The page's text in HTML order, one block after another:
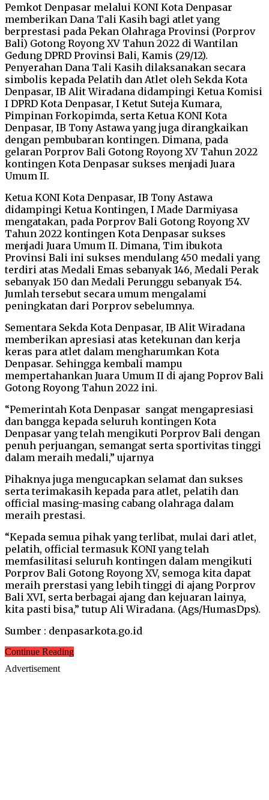
Pemkot Denpasar melalui KONI Kota Denpasar
memberikan Dana Tali Kasih bagi atlet yang
berprestasi pada Pekan Olahraga Provinsi (Porprov
Bali) Gotong Royong XV Tahun 2022 di Wantilan
Gedung DPRD Provinsi Bali, Kamis (29/12).
Penyerahan Dana Tali Kasih dilaksanakan secara
simbolis kepada Pelatih dan Atlet oleh Sekda Kota
Denpasar, IB Alit Wiradana didampingi Ketua Komisi
I DPRD Kota Denpasar, I Ketut Suteja Kumara,
Pimpinan Forkopimda, serta Ketua KONI Kota
Denpasar, IB Tony Astawa yang juga dirangkaikan
dengan pembubaran kontingen. Dimana, pada
gelaran Porprov Bali Gotong Royong XV Tahun 2022
kontingen Kota Denpasar sukses menjadi Juara
Umum II.
Ketua KONI Kota Denpasar, IB Tony Astawa
didampingi Ketua Kontingen, I Made Darmiyasa
mengatakan, pada Porprov Bali Gotong Royong XV
Tahun 2022 kontingen Kota Denpasar sukses
menjadi Juara Umum II. Dimana, Tim ibukota
Provinsi Bali ini sukses mendulang 450 medali yang
terdiri atas Medali Emas sebanyak 146, Medali Perak
sebanyak 150 dan Medali Perunggu sebanyak 154.
Jumlah tersebut secara umum mengalami
peningkatan dari Porprov sebelumnya.
Sementara Sekda Kota Denpasar, IB Alit Wiradana
memberikan apresiasi atas ketekunan dan kerja
keras para atlet dalam mengharumkan Kota
Denpasar. Sehingga kembali mampu
mempertahankan Juara Umum II di ajang Poprov Bali
Gotong Royong Tahun 2022 ini.
“Pemerintah Kota Denpasar sangat mengapresiasi
dan bangga kepada seluruh kontingen Kota
Denpasar yang telah mengikuti Porprov Bali dengan
penuh perjuangan, semangat serta sportivitas tinggi
dalam meraih medali,” ujarnya
Pihaknya juga mengucapkan selamat dan sukses
serta terimakasih kepada para atlet, pelatih dan
official masing-masing cabang olahraga dalam
meraih prestasi.
“Kepada semua pihak yang terlibat, mulai dari atlet,
pelatih, official termasuk KONI yang telah
memfasilitasi seluruh kontingen dalam mengikuti
Porprov Bali Gotong Royong XV, semoga kita dapat
meraih prerstasi yang lebih tinggi di ajang Porprov
Bali XVI, serta berbagai ajang dan kejuaran lainya,
kita pasti bisa,” tutup Ali Wiradana. (Ags/HumasDps).
Sumber : denpasarkota.go.id
Continue Reading
Advertisement